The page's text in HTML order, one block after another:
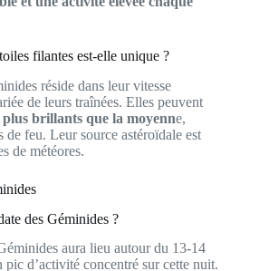
filantes est-elle unique ?
réside dans leur vitesse
de leurs traînées. Elles peuvent
brillants que la moyenne,
de feu. Leur source astéroïdale est
de météores.
des Géminides ?
aura lieu autour du 13-14
pic d’activité concentré sur cette nuit.